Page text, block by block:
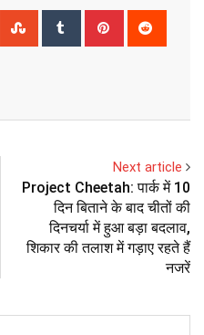
WhatsappStumbleUpon
Tumblr Pinterest
Next article
Project Cheetah: पार्क में 10
दिन बिताने के बाद चीतों की
दिनचर्या में हुआ बड़ा बदलाव,
शिकार की तलाश में गड़ाए रहते हैं
नजरें